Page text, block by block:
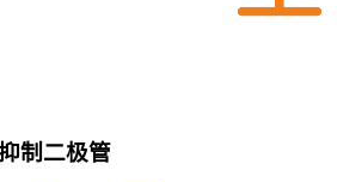
制二极管